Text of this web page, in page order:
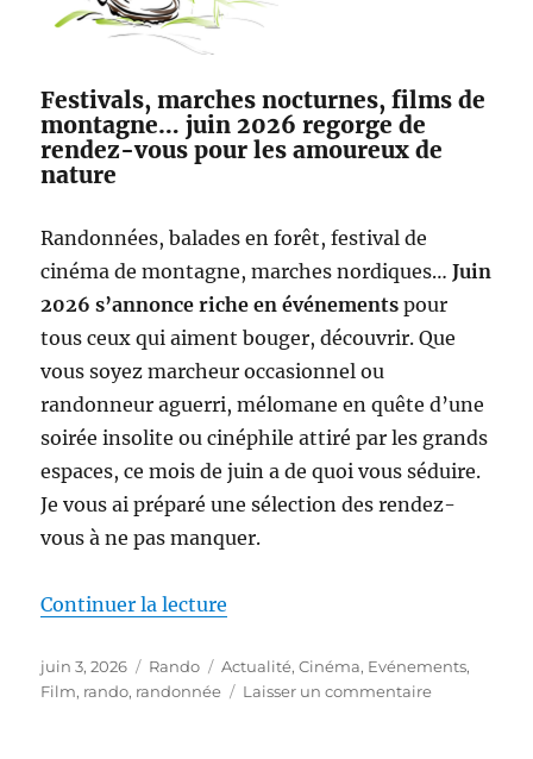
Festivals, marches nocturnes, films de
montagne… juin 2026 regorge de
rendez-vous pour les amoureux de
nature
Randonnées, balades en forêt, festival de
cinéma de montagne, marches nordiques…Juin
2026 s’annonce riche en événements pour
tous ceux qui aiment bouger, découvrir. Que
vous soyez marcheur occasionnel ou
randonneur aguerri, mélomane en quête d’une
soirée insolite ou cinéphile attiré par les grands
espaces, ce mois de juin a de quoi vous séduire.
Je vous ai préparé une sélection des rendez-
vous à ne pas manquer.
Continuer la lecture
Publié
le
juin 3, 2026 Catégories
Rando Étiquettes
Actualité,Cinéma, Evénements,
Film, rando, randonnée Laisser un commentairesur